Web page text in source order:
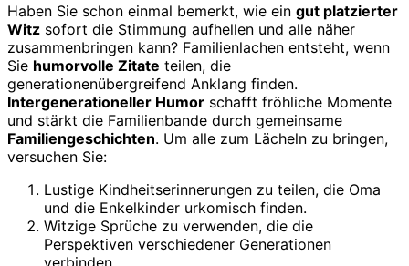
Haben Sie schon einmal bemerkt, wie ein gut platzierter
Witz sofort die Stimmung aufhellen und alle näher
zusammenbringen kann? Familienlachen entsteht, wenn
Sie humorvolle Zitate teilen, die
generationenübergreifend Anklang finden.
Intergenerationeller Humor schafft fröhliche Momente
und stärkt die Familienbande durch gemeinsame
Familiengeschichten. Um alle zum Lächeln zu bringen,
versuchen Sie:
Lustige Kindheitserinnerungen zu teilen, die Oma
und die Enkelkinder urkomisch finden.
Witzige Sprüche zu verwenden, die die
Perspektiven verschiedener Generationen
verbinden.